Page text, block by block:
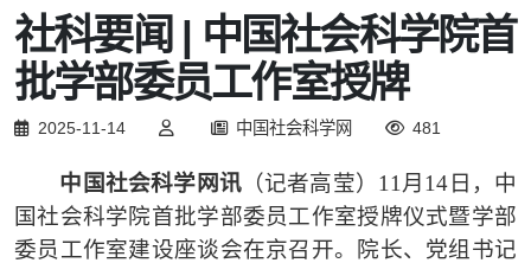
社科要闻 | 中国社会科学院首
批学部委员工作室授牌
2025-11-14 中国社会科学网 481
中国社会科学网讯（记者高莹） 11 月 14 日，中
国社会科学院首批学部委员工作室授牌仪式暨学部
委员工作室建设座谈会在京召开。院长、党组书记